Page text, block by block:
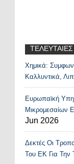
Χημικά:
Καλλυντικά,
Ευρωπαϊκή
Μικρομεσαίων
Jun 2026
Δεκτές Οι
Του ΕΚ Για Την